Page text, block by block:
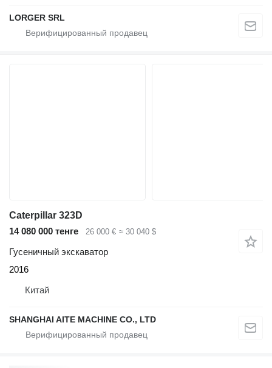
LORGER SRL
Caterpillar 323D
14 080 000 тенге
26 000 € ≈ 30 040 $
Гусеничный экскаватор
2016
Китай
SHANGHAI AITE MACHINE CO., LTD